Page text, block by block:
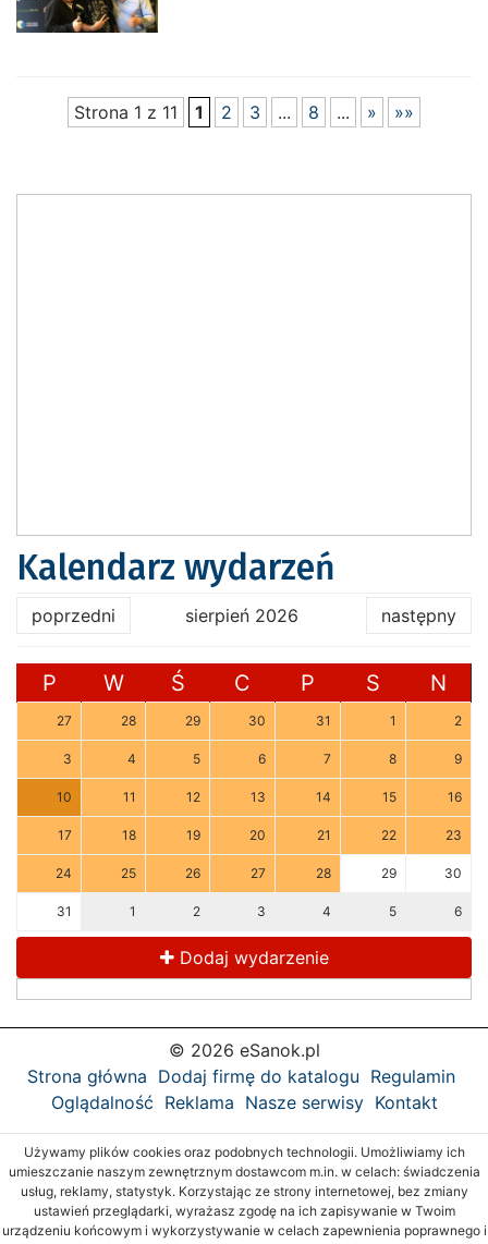
Strona 1 z 11 1 2 3 ... 8 ... » »»
Kalendarz wydarzeń
poprzedni sierpień 2026 następny
P W Ś C P S N
27 28 29 30 31 1 2
3 4 5 6 7 8 9
10 11 12 13 14 15 16
17 18 19 20 21 22 23
24 25 26 27 28 29 30
31 1 2 3 4 5 6
Dodaj wydarzenie
© 2026 eSanok.pl
Strona główna Dodaj firmę do katalogu Regulamin
Oglądalność Reklama Nasze serwisy Kontakt
Używamy plików cookies oraz podobnych technologii. Umożliwiamy ich
umieszczanie naszym zewnętrznym dostawcom m.in. w celach: świadczenia
usług, reklamy, statystyk. Korzystając ze strony internetowej, bez zmiany
ustawień przeglądarki, wyrażasz zgodę na ich zapisywanie w Twoim
urządzeniu końcowym i wykorzystywanie w celach zapewnienia poprawnego i